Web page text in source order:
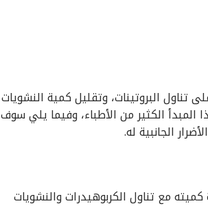
البروتينات، وتقليل كمية النشويات
الكثير من الأطباء، وفيما يلي سوف
الجانبية له.
مع تناول الكربوهيدرات والنشويات